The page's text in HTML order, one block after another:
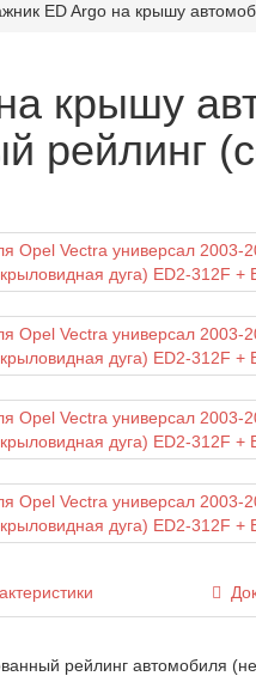
ED Argo на крышу
крышу
рейлинг
рейлинг автомобиля